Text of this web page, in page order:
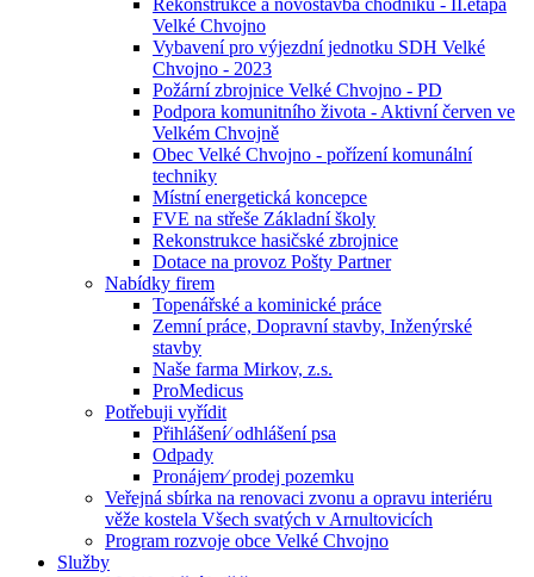
Rekonstrukce a novostavba chodníků - II.etapa
Velké Chvojno
Vybavení pro výjezdní jednotku SDH Velké
Chvojno - 2023
Požární zbrojnice Velké Chvojno - PD
Podpora komunitního života - Aktivní červen ve
Velkém Chvojně
Obec Velké Chvojno - pořízení komunální
techniky
Místní energetická koncepce
FVE na střeše Základní školy
Rekonstrukce hasičské zbrojnice
Dotace na provoz Pošty Partner
Nabídky firem
Topenářské a kominické práce
Zemní práce, Dopravní stavby, Inženýrské
stavby
Naše farma Mirkov, z.s.
ProMedicus
Potřebuji vyřídit
Přihlášení⁄ odhlášení psa
Odpady
Pronájem⁄ prodej pozemku
Veřejná sbírka na renovaci zvonu a opravu interiéru
věže kostela Všech svatých v Arnultovicích
Program rozvoje obce Velké Chvojno
Služby